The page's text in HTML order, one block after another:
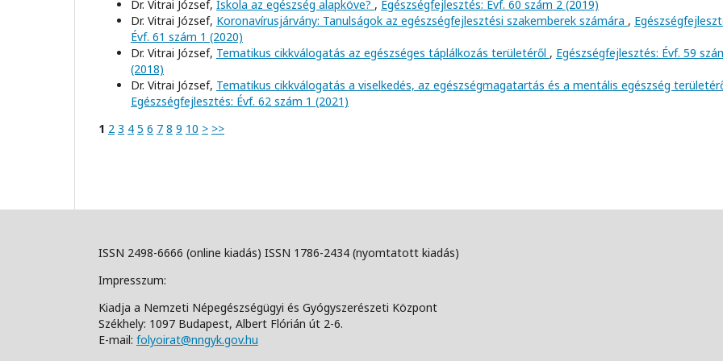
Dr. Vitrai József, Iskola az egészség alapköve? , Egészségfejlesztés: Évf. 60 szám 2 (2019)
Dr. Vitrai József, Koronavírusjárvány: Tanulságok az egészségfejlesztési szakemberek számára ,
Évf. 61 szám 1 (2020)
Dr. Vitrai József, Tematikus cikkválogatás az egészséges táplálkozás területéről , Egészségfejlesztés: Évf. 59
(2018)
Dr. Vitrai József, Tematikus cikkválogatás a viselkedés, az egészségmagatartás és a mentális egészség
Egészségfejlesztés: Évf. 62 szám 1 (2021)
1 2 3 4 5 6 7 8 9 10 > >>
ISSN 2498-6666 (online kiadás) ISSN 1786-2434 (nyomtatott kiadás)
Impresszum:
Kiadja a Nemzeti Népegészségügyi és Gyógyszerészeti Központ
Székhely: 1097 Budapest, Albert Flórián út 2-6.
E-mail: folyoirat@nngyk.gov.hu